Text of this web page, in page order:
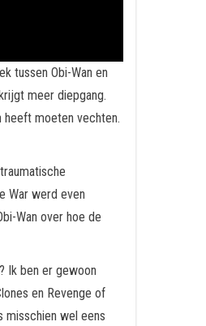
tussen Obi-Wan en
meer diepgang.
heeft moeten vechten.
War werd even
Wan over hoe de
Ik ben er gewoon
en Revenge of
misschien wel eens